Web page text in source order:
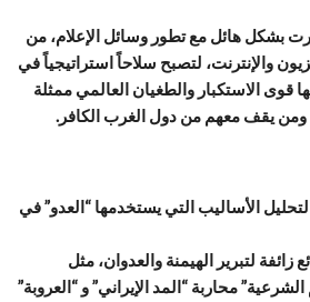
بشكل هائل مع تطور وسائل الإعلام، من
والإنترنت، لتصبح سلاحاً استراتيجياً في
قوى الاستكبار والطغيان العالمي ممثلة
ومن يقف معهم من دول الغرب الكافر.
الأساليب التي يستخدمها “العدو” في
زائفة لتبرير الهيمنة والعدوان، مثل
محاربة “المد الإيراني” و “العروبة”